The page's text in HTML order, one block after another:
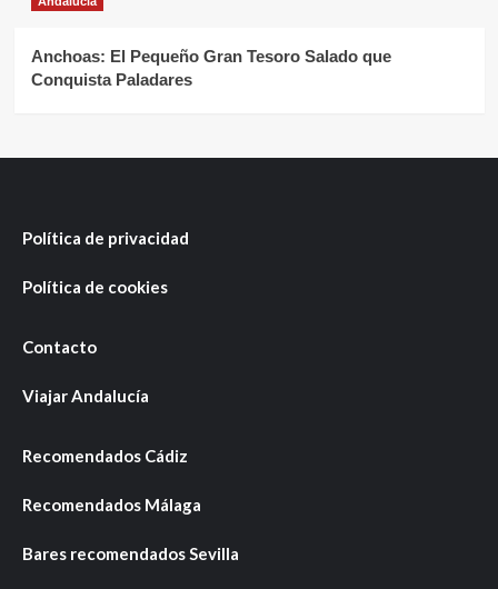
Anchoas: El Pequeño Gran Tesoro Salado que
Conquista Paladares
Política de privacidad
Política de cookies
Contacto
Viajar Andalucía
Recomendados Cádiz
Recomendados Málaga
Bares recomendados Sevilla